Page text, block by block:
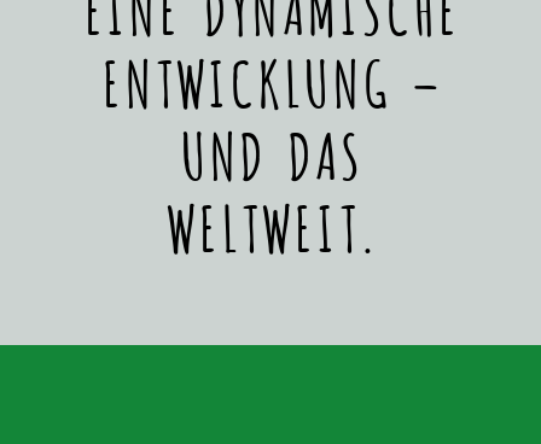
ENTWICKLUNG –
UND DAS
WELTWEIT.